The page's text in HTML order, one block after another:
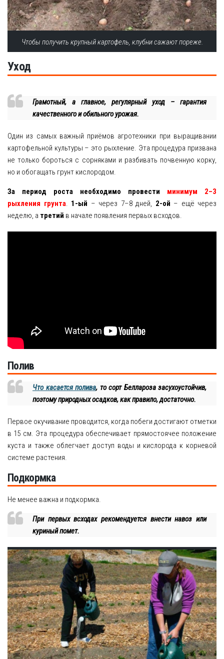
Чтобы получить крупный картофель, клубни сажают пореже.
Уход
Грамотный, а главное, регулярный уход – гарантия
качественного и обильного урожая.
Один из самых важный приёмов агротехники при выращивании
картофельной культуры – это рыхление. Эта процедура призвана
не только бороться с сорняками и разбивать почвенную корку,
но и обогащать грунт кислородом.
За период роста необходимо провести минимум 2–3
рыхления грунта. 1-ый – через 7–8 дней, 2-ой – ещё через
неделю, а третий в начале появления первых всходов.
Полив
Что касается полива, то сорт Беллароза засухоустойчив,
поэтому природных осадков, как правило, достаточно.
Первое окучивание проводится, когда побеги достигают отметки
в 15 см. Эта процедура обеспечивает прямостоячее положение
куста и также облегчает доступ воды и кислорода к корневой
системе растения.
Подкормка
Не менее важна и подкормка.
При первых всходах рекомендуется внести навоз или
куриный помет.